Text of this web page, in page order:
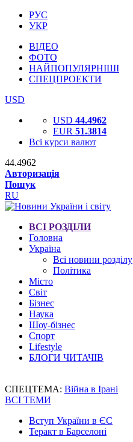
РУС
УКР
ВІДЕО
ФОТО
НАЙПОПУЛЯРНІШІ
СПЕЦПРОЕКТИ
USD
USD 44.4962
EUR 51.3814
Всі курси валют
44.4962
Авторизація
Пошук
RU
ВСІ РОЗДІЛИ
Головна
Україна
Всі новини розділу
Політика
Місто
Світ
Бізнес
Наука
Шоу-бізнес
Спорт
Lifestyle
БЛОГИ ЧИТАЧІВ
СПЕЦТЕМА: Війна в Ірані
ВСІ ТЕМИ
Вступ України в ЄС
Теракт в Барселоні